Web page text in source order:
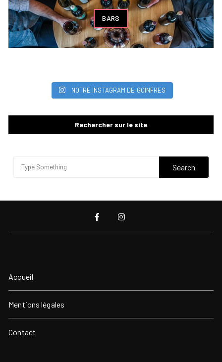
BARS
NOTRE INSTAGRAM DE GOINFRES
Rechercher sur le site
Accueil
Mentions légales
Contact